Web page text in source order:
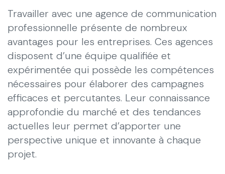
Travailler avec une agence de communication
professionnelle présente de nombreux
avantages pour les entreprises. Ces agences
disposent d’une équipe qualifiée et
expérimentée qui possède les compétences
nécessaires pour élaborer des campagnes
efficaces et percutantes. Leur connaissance
approfondie du marché et des tendances
actuelles leur permet d’apporter une
perspective unique et innovante à chaque
projet.